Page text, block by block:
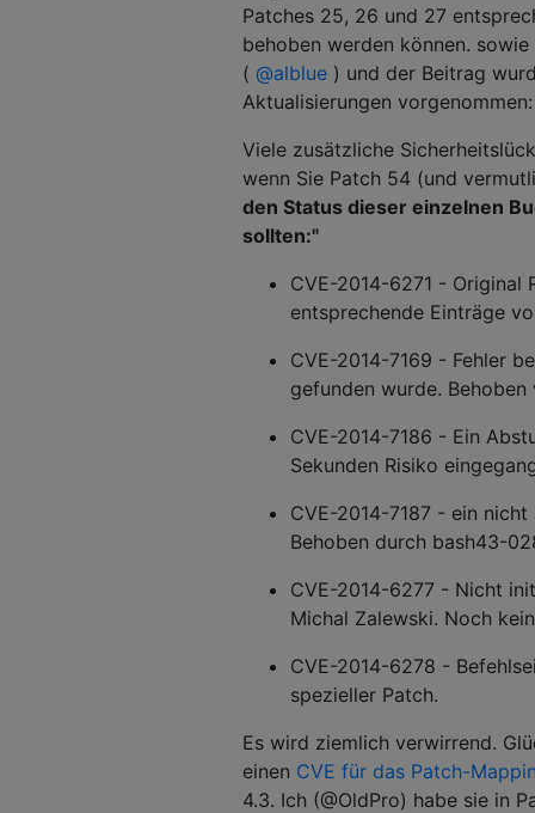
Patches 25, 26 und 27
behoben werden können.
( @alblue ) und der Beitrag
Aktualisierungen
Viele zusätzliche
wenn Sie Patch 54 (und
den Status dieser einzelnen
sollten:"
CVE-2014-6271 - Original
entsprechende Einträge
CVE-2014-7169 - Fehler
gefunden wurde.
CVE-2014-7186 - Ein
Sekunden Risiko
CVE-2014-7187 - ein
Behoben durch bash43-
CVE-2014-6277 - Nicht
Michal Zalewski. Noch
CVE-2014-6278 -
spezieller Patch.
Es wird ziemlich verwirrend.
einen CVE für das Patch-
4.3. Ich (@OldPro) habe sie in